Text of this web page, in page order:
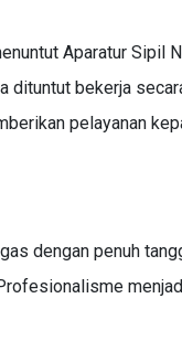
Aparatur Sipil
dituntut bekerja
pelayanan
dengan penuh